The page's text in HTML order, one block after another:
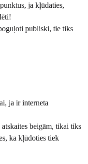
ja kļūdaties,
publiski, tie tiks
ja ir interneta
beigām, tikai tiks
ka kļūdoties tiek